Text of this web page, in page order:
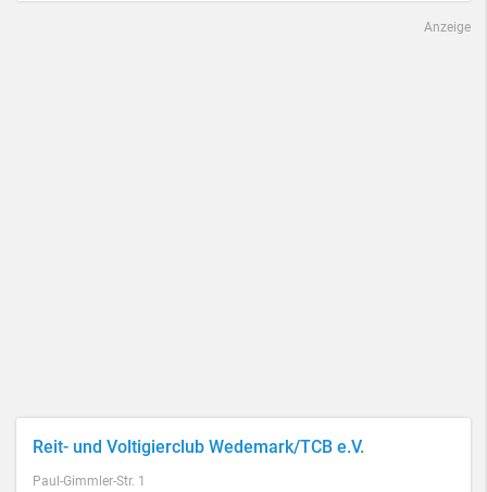
Anzeige
Reit- und Voltigierclub Wedemark/TCB e.V.
Paul-Gimmler-Str. 1